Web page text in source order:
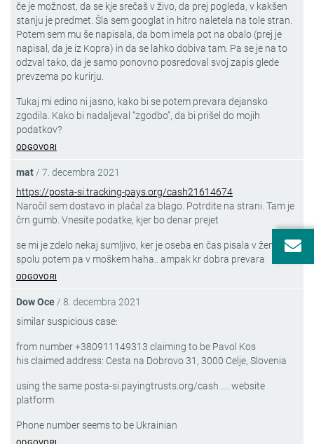
če je možnost, da se kje srečaš v živo, da prej pogleda, v kakšen
stanju je predmet. Šla sem googlat in hitro naletela na tole stran.
Potem sem mu še napisala, da bom imela pot na obalo (prej je
napisal, da je iz Kopra) in da se lahko dobiva tam. Pa se je na to
odzval tako, da je samo ponovno posredoval svoj zapis glede
prevzema po kurirju.
Tukaj mi edino ni jasno, kako bi se potem prevara dejansko
zgodila. Kako bi nadaljeval “zgodbo”, da bi prišel do mojih
podatkov?
ODGOVORI
mat / 7. decembra 2021
https://posta-si.tracking-pays.org/cash21614674
Naročil sem dostavo in plačal za blago. Potrdite na strani. Tam je
črn gumb. Vnesite podatke, kjer bo denar prejet
se mi je zdelo nekaj sumljivo, ker je oseba en čas pisala v ženskem
spolu potem pa v moškem haha.. ampak kr dobra prevara
ODGOVORI
Dow Oce / 8. decembra 2021
similar suspicious case:
from number +380911149313 claiming to be Pavol Kos
his claimed address: Cesta na Dobrovo 31, 3000 Celje, Slovenia
using the same posta-si.payingtrusts.org/cash …. website
platform
Phone number seems to be Ukrainian
PRIJAVA NA VARNE NOVICE
PREDEN SE ZGODI!
Prijavite se na brezplačne Varne novice!
Obveščeni boste o aktualnih spletnih goljufijah
in nasvetih za večjo varnost na spletu.
Vpišite svoj enaslov in se prijavite na Varne novice.
Prebral-a semobvestilo o obdelavi mojega e-naslova